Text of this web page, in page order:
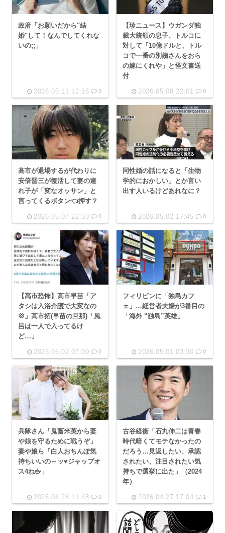
政府「お願いだから"結
婚"して！なんでしてくれな
いの;;」
2026.05.11 12:16 0
【珍ニュース】ウガンダ独
裁大統領の息子、トルコに
対して「10億ドルと、トル
コで一番の別嬪さんをおら
の嫁にくれや」と怪文書送
付
2026.05.08 22:01 0
高市が退場するが代わりに
安倍晋三が復活して妻の連
れ子が「変なオッサン」と
言ってくるボタン👈押す？
2026.05.07 22:33 0
同性婚の話になると「生物
学的におかしい」とか言い
出す人いるけどあれなに？
2026.05.02 17:45 0
【高市恐怖】高市早苗「ア
タシは入浴介護で大変なの
💢」高市拓(早苗の旦那)「風
呂は一人で入ってるけ
ど…」
2026.05.02 07:00 0
フィリピンに「独島カフ
ェ」…経営者夫婦が3番目の
「海外 “独島”英雄」
2026.05.01 03:30 0
兵隊さん「鬼畜米英から妻
や娘を守るために戦うぞ」
妻や娘ら「白人おちんぽ気
持ちいいの～ッ♥ジャップオ
ス4ね🖕」
2026.04.28 11:48 0
古谷経衡「石丸伸二は青春
時代暗くてモテなかったの
だろう…見返したい、承認
されたい、注目されたい気
持ちで選挙に出た」（2024
年）
2026.04.27 17:04 1